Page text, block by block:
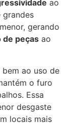
ao
grandes
gerando
de peças ao
ao uso de
o furo
Essa
desgaste
locais mais